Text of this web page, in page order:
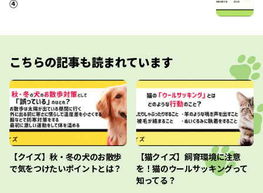
④
こちらの記事も読まれています
【クイズ】秋・冬の犬のお散歩
で気をつけたいポイントとは？
【猫クイズ】飼育環境に注意
を！猫のウールサッキングって
知ってる？